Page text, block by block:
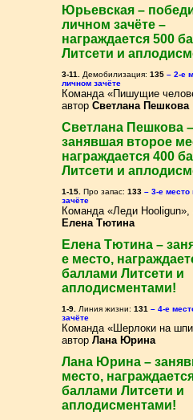
Юрьевская –
личном зачёте –
награждается 500
Литсети и
3-11. Демобилизация:135 – 2-е
личном зачёте
Команда «Пишущие
авторСветлана Пешкова
Светлана Пешкова –
занявшая второе
награждается 400
Литсети и
1-15. Про запас:133 – 3-е место
зачёте
Команда «Леди Hooligun»,
Елена Тютина
Елена Тютина –
е место,
баллами Литсети и
аплодисментами!
1-9. Линия жизни:131 – 4-е
зачёте
Команда «Шерлоки на
авторЛана Юрина
Лана Юрина –
место,
баллами Литсети и
аплодисментами!